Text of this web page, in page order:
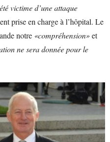
victime d’une attaque
prise en charge à l’hôpital. Le
notre «compréhension»et
ne sera donnée pour le